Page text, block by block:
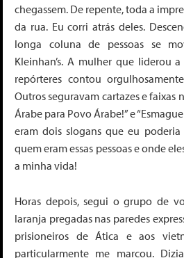
chegassem. De repente, toda a
da rua. Eu corri atrás deles.
longa coluna de pessoas se
Kleinhan’s. A mulher que liderou
repórteres contou
Outros seguravam cartazes e faixas
Árabe para Povo Árabe!” e
eram dois slogans que eu
quem eram essas pessoas e onde
a minha vida!
Horas depois, segui o grupo de
laranja pregadas nas paredes
prisioneiros de Ática e aos
particularmente me marcou.